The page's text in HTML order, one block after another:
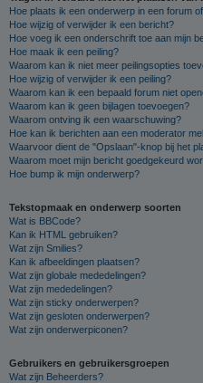
Hoe plaats ik een onderwerp in een forum
Hoe wijzig of verwijder ik een bericht?
Hoe voeg ik een onderschrift toe aan mijn
Hoe maak ik een peiling?
Waarom kan ik niet meer peilingsopties
Hoe wijzig of verwijder ik een peiling?
Waarom kan ik een bepaald forum niet
Waarom kan ik geen bijlagen toevoegen?
Waarom ontving ik een waarschuwing?
Hoe kan ik berichten aan een moderator
Waarvoor dient de "Opslaan"-knop bij het
Waarom moet mijn bericht goedgekeurd
Hoe bump ik mijn onderwerp?
Tekstopmaak en onderwerp soorten
Wat is BBCode?
Kan ik HTML gebruiken?
Wat zijn Smilies?
Kan ik afbeeldingen plaatsen?
Wat zijn globale mededelingen?
Wat zijn mededelingen?
Wat zijn sticky onderwerpen?
Wat zijn gesloten onderwerpen?
Wat zijn onderwerpiconen?
Gebruikers en gebruikersgroepen
Wat zijn Beheerders?